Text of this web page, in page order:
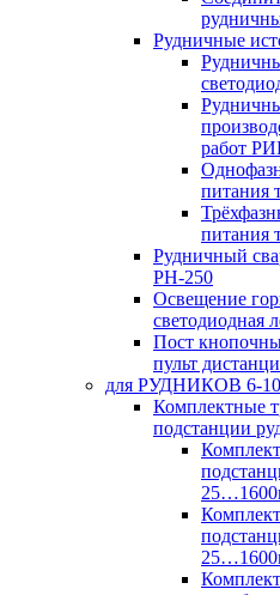
Рудничные
работ
питания
питания
Рудничный
РН-250
Освещение
светодиодная
Пост
пульт
для РУДНИКОВ 6-
Комплектные
подстанции